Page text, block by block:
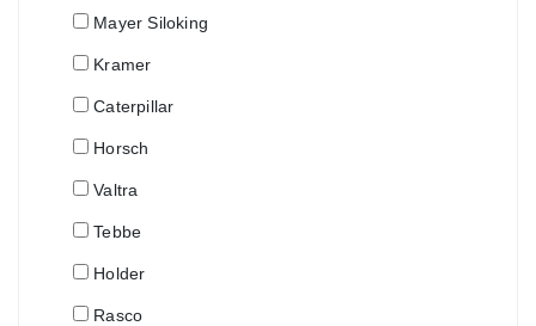
Mayer Siloking
Kramer
Caterpillar
Horsch
Valtra
Tebbe
Holder
Rasco